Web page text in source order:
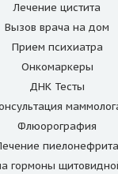
Лечение цистита
Вызов врача на дом
Прием психиатра
Онкомаркеры
ДНК Тесты
Флюорография
пиелонефрита
гормоны